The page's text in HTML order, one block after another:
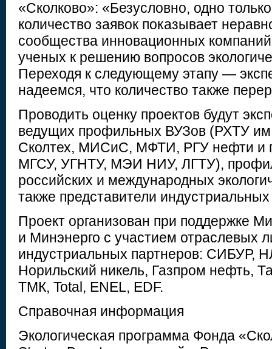
«Сколково»: «Безусловно, одно
количество заявок показывает
сообщества инновационных
ученых к решению вопросов
Переходя к следующему этапу —
надеемся, что количество также
Проводить оценку проектов будут
ведущих профильных ВУЗов (РХТУ
Сколтех, МИСиС, МФТИ, РГУ нефти и
МГСУ, УГНТУ, МЭИ НИУ, ЛГТУ),
российских и международных
также представители
Проект организован при поддержке
и Минэнерго с участием отраслевых
индустриальных партнеров: СИБУР,
Норильский никель, Газпром нефть,
ТМК, Total, ENEL, EDF.
Справочная информация
Экологическая программа Фонда